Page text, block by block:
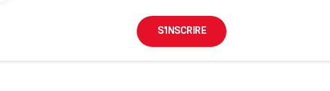
S'INSCRIRE